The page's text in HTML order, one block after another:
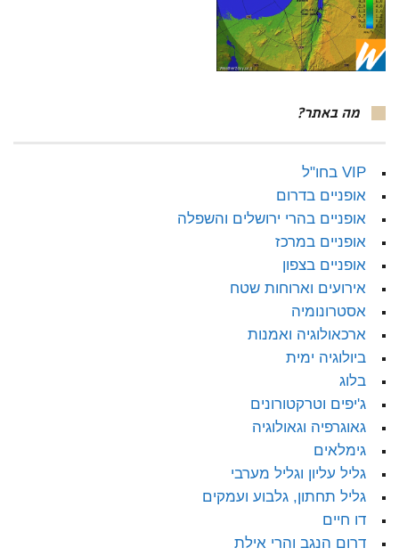
מה באתר?
VIP בחו"ל
אופניים בדרום
אופניים בהרי ירושלים והשפלה
אופניים במרכז
אופניים בצפון
אירועים וארוחות שטח
אסטרונומיה
ארכאולוגיה ואמנות
ביולוגיה ימית
בלוג
ג'יפים וטרקטורונים
גאוגרפיה וגאולוגיה
גימלאים
גליל עליון וגליל מערבי
גליל תחתון, גלבוע ועמקים
דו חיים
דרום הנגב והרי אילת